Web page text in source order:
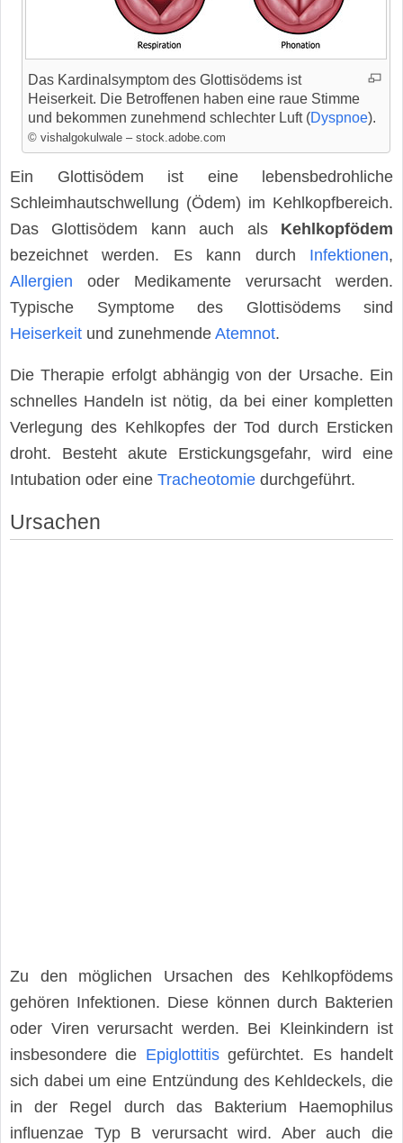
Das Kardinalsymptom des Glottisödems ist
Heiserkeit. Die Betroffenen haben eine raue Stimme
und bekommen zunehmend schlechter Luft (Dyspnoe).
© vishalgokulwale – stock.adobe.com
Ein Glottisödem ist eine lebensbedrohliche
Schleimhautschwellung (Ödem) im Kehlkopfbereich.
Das Glottisödem kann auch als Kehlkopfödem
bezeichnet werden. Es kann durch Infektionen,
Allergien oder Medikamente verursacht werden.
Typische Symptome des Glottisödems sind
Heiserkeit und zunehmende Atemnot.
Die Therapie erfolgt abhängig von der Ursache. Ein
schnelles Handeln ist nötig, da bei einer kompletten
Verlegung des Kehlkopfes der Tod durch Ersticken
droht. Besteht akute Erstickungsgefahr, wird eine
Intubation oder eine Tracheotomie durchgeführt.
Ursachen
Zu den möglichen Ursachen des Kehlkopfödems
gehören Infektionen. Diese können durch Bakterien
oder Viren verursacht werden. Bei Kleinkindern ist
insbesondere die Epiglottitisgefürchtet. Es handelt
sich dabei um eine Entzündung des Kehldeckels, die
in der Regel durch das Bakterium Haemophilus
influenzae Typ B verursacht wird. Aber auch die